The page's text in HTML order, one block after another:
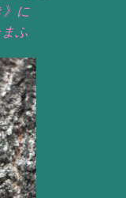
》に
ふ